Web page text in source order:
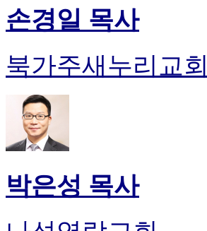
손경일 목사
북가주새누리교회
박은성 목사